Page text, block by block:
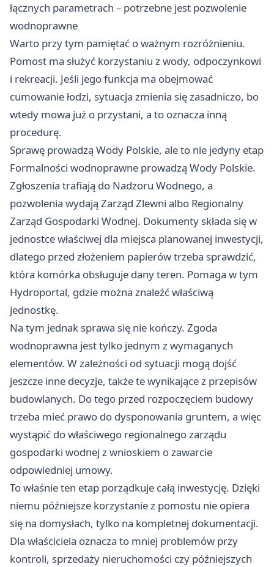
łącznych parametrach – potrzebne jest pozwolenie
wodnoprawne
Warto przy tym pamiętać o ważnym rozróżnieniu.
Pomost ma służyć korzystaniu z wody, odpoczynkowi
i rekreacji. Jeśli jego funkcja ma obejmować
cumowanie łodzi, sytuacja zmienia się zasadniczo, bo
wtedy mowa już o przystani, a to oznacza inną
procedurę.
Sprawę prowadzą Wody Polskie, ale to nie jedyny etap
Formalności wodnoprawne prowadzą Wody Polskie.
Zgłoszenia trafiają do Nadzoru Wodnego, a
pozwolenia wydają Zarząd Zlewni albo Regionalny
Zarząd Gospodarki Wodnej. Dokumenty składa się w
jednostce właściwej dla miejsca planowanej inwestycji,
dlatego przed złożeniem papierów trzeba sprawdzić,
która komórka obsługuje dany teren. Pomaga w tym
Hydroportal, gdzie można znaleźć właściwą
jednostkę.
Na tym jednak sprawa się nie kończy. Zgoda
wodnoprawna jest tylko jednym z wymaganych
elementów. W zależności od sytuacji mogą dojść
jeszcze inne decyzje, także te wynikające z przepisów
budowlanych. Do tego przed rozpoczęciem budowy
trzeba mieć prawo do dysponowania gruntem, a więc
wystąpić do właściwego regionalnego zarządu
gospodarki wodnej z wnioskiem o zawarcie
odpowiedniej umowy.
To właśnie ten etap porządkuje całą inwestycję. Dzięki
niemu późniejsze korzystanie z pomostu nie opiera
się na domysłach, tylko na kompletnej dokumentacji.
Dla właściciela oznacza to mniej problemów przy
kontroli, sprzedaży nieruchomości czy późniejszych